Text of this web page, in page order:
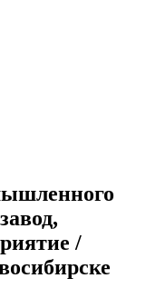
/